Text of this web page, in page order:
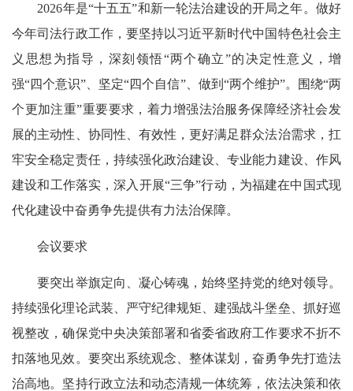
2026年是“十五五”和新一轮法治建设的开局之年。做好
今年司法行政工作，要坚持以习近平新时代中国特色社会主
义思想为指导，深刻领悟“两个确立”的决定性意义，增
强“四个意识”、坚定“四个自信”、做到“两个维护”。围绕“两
个更加注重”重要要求，着力增强法治服务保障经济社会发
展的主动性、协同性、有效性，更好满足群众法治需求，扛
牢安全稳定责任，持续强化政治建设、专业能力建设、作风
建设和工作落实，深入开展“三争”行动，为福建在中国式现
代化建设中奋勇争先提供有力法治保障。
会议要求
要突出举旗定向、凝心铸魂，始终坚持党的绝对领导。
持续强化理论武装、严守纪律规矩、建强战斗堡垒、抓好巡
视整改，确保党中央决策部署和省委省政府工作要求不折不
扣落地见效。要突出系统观念、整体谋划，奋勇争先打造法
治高地。坚持行政立法和动态清规一体统筹，依法决策和依